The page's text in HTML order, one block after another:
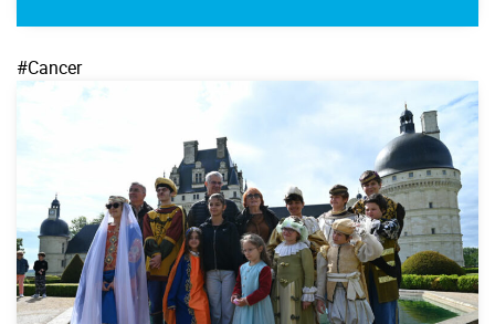
#Cancer